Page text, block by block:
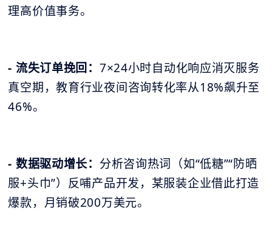
理高价值事务。
- 流失订单挽回： 7×24小时自动化响应消灭服务
真空期，教育行业夜间咨询转化率从18%飙升至
46%。
- 数据驱动增长： 分析咨询热词（如“低糖”“防晒
服+头巾”）反哺产品开发，某服装企业借此打造
爆款，月销破200万美元。